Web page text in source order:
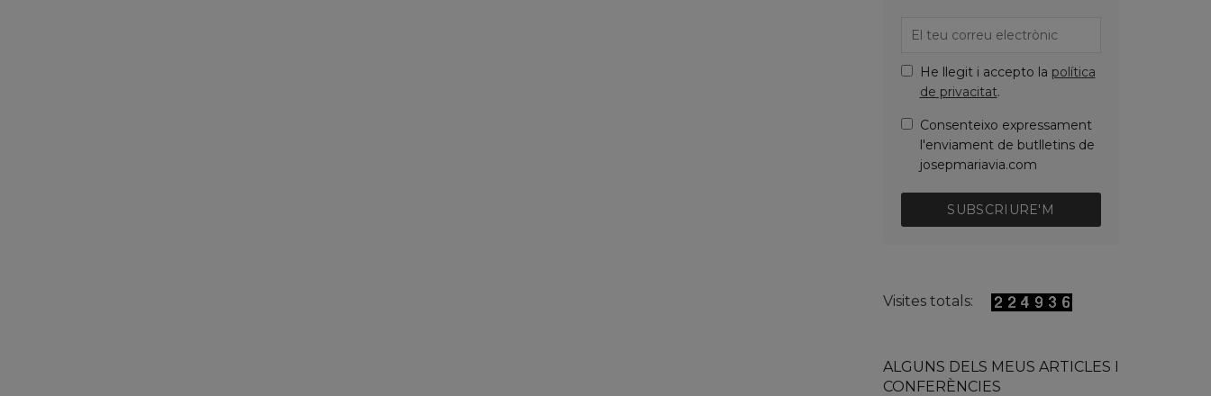
He llegit i accepto la política
de privacitat.
Consenteixo expressament
l'enviament de butlletins de
josepmariavia.com
SUBSCRIURE'M
Visites totals:
ALGUNS DELS MEUS ARTICLES I
CONFERÈNCIES